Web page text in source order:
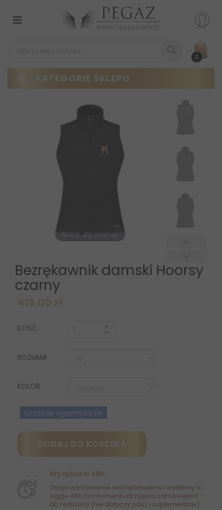
0
KATEGORIE SKLEPU
Przełącz
nawigacji
Stuknij, aby rozwinąć
Bezrękawnik damski Hoorsy
czarny
ILOŚĆ
ROZMIAR
KOLOR
Ostatnie egzemplarze!
DODAJ DO KOSZYKA
Wysyłka w 48h
Twoje zamówienie skompletujemy i wyślemy w
ciągu 48h od momentu przyjęcia zamówienia
do realizacji (nie dotyczy pasz i suplementów)